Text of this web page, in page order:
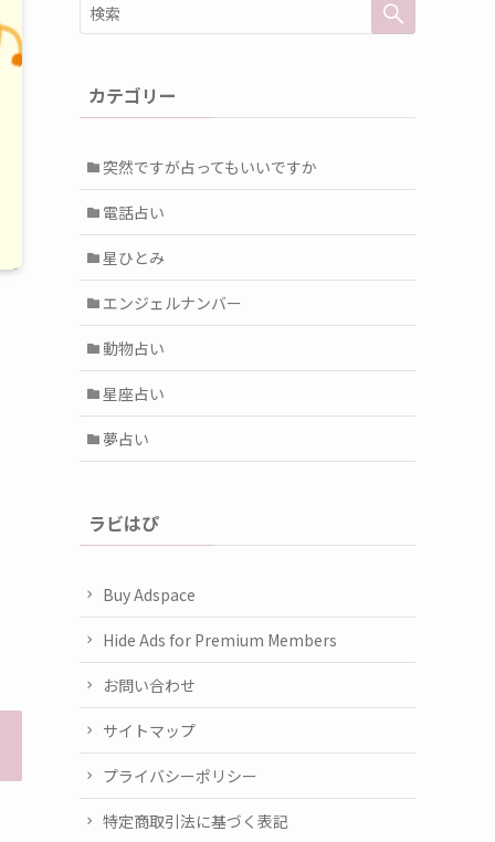
カテゴリー
突然ですが占ってもいいですか
電話占い
星ひとみ
エンジェルナンバー
動物占い
星座占い
夢占い
ラビはぴ
Buy Adspace
Hide Ads for Premium Members
お問い合わせ
サイトマップ
プライバシーポリシー
特定商取引法に基づく表記